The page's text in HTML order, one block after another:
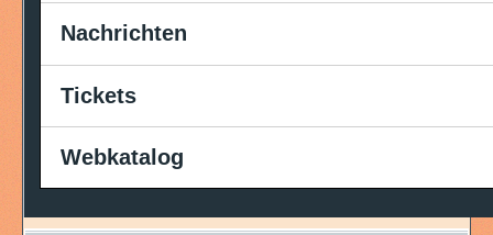
Nachrichten
Tickets
Webkatalog